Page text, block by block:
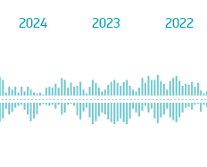
2024 2023 2022